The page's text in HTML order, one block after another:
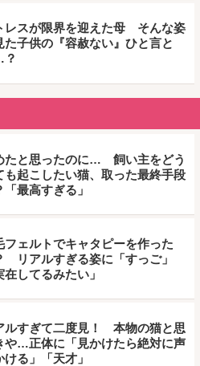
レスが限界を迎えた母 そんな姿
た子供の『容赦ない』ひと言と
たと思ったのに… 飼い主をどう
も起こしたい猫、取った最終手段
「最高すぎる」
フェルトでキャタピーを作った
リアルすぎる姿に「すっご」
在してるみたい」
ルすぎて二度見！ 本物の猫と思
や…正体に「見かけたら絶対に声
ける」「天才」